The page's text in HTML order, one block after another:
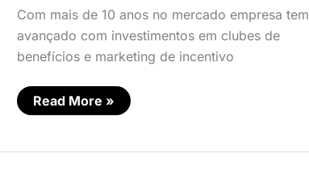
Com mais de 10 anos no mercado empresa tem
avançado com investimentos em clubes de
benefícios e marketing de incentivo
Read More »